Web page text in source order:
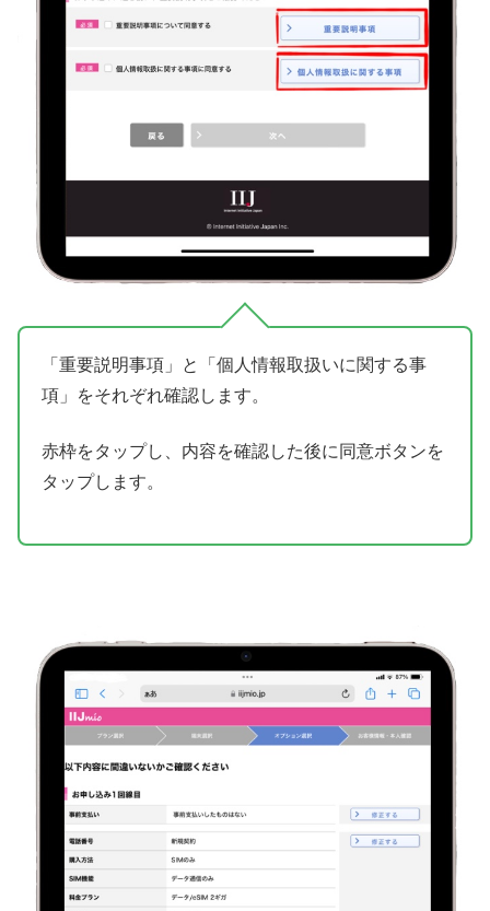
「重要説明事項」と「個人情報取扱いに関する事
項」をそれぞれ確認します。
赤枠をタップし、内容を確認した後に同意ボタンを
タップします。